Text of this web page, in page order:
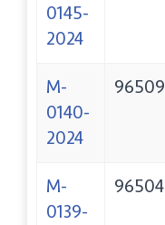
0145-
2024
M-
0140-
2024
96509
M-
0139-
96504